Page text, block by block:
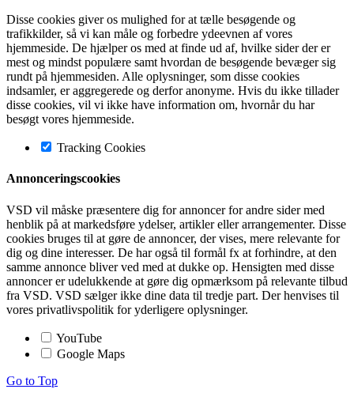
Disse cookies giver os mulighed for at tælle besøgende og
trafikkilder, så vi kan måle og forbedre ydeevnen af vores
hjemmeside. De hjælper os med at finde ud af, hvilke sider der er
mest og mindst populære samt hvordan de besøgende bevæger sig
rundt på hjemmesiden. Alle oplysninger, som disse cookies
indsamler, er aggregerede og derfor anonyme. Hvis du ikke tillader
disse cookies, vil vi ikke have information om, hvornår du har
besøgt vores hjemmeside.
Tracking Cookies
Annonceringscookies
VSD vil måske præsentere dig for annoncer for andre sider med
henblik på at markedsføre ydelser, artikler eller arrangementer. Disse
cookies bruges til at gøre de annoncer, der vises, mere relevante for
dig og dine interesser. De har også til formål fx at forhindre, at den
samme annonce bliver ved med at dukke op. Hensigten med disse
annoncer er udelukkende at gøre dig opmærksom på relevante tilbud
fra VSD. VSD sælger ikke dine data til tredje part. Der henvises til
vores privatlivspolitik for yderligere oplysninger.
YouTube
Google Maps
Go to Top